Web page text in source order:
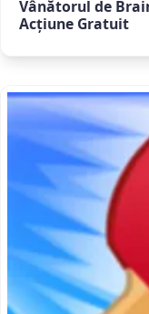
Vânătorul de
Acțiune Gratuit